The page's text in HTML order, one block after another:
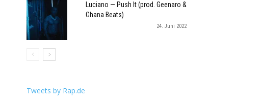
Luciano — Push It (prod. Geenaro &
Ghana Beats)
24. Juni 2022
Tweets by Rap.de